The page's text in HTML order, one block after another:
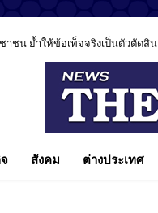
าชน ย้ำให้ข้อเท็จจริงเป็นตัวตัดสิน
สังคม ต่างประเทศ